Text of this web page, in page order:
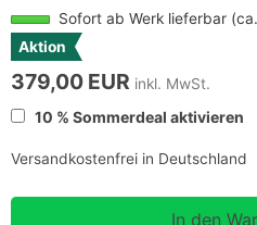
Sofort ab Werk lieferbar
Aktion
379,00 EUR inkl. MwSt.
10 % Sommerdeal aktivieren
Versandkostenfrei in Deutschland